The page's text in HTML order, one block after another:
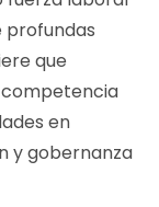
que
competencia
en
y gobernanza